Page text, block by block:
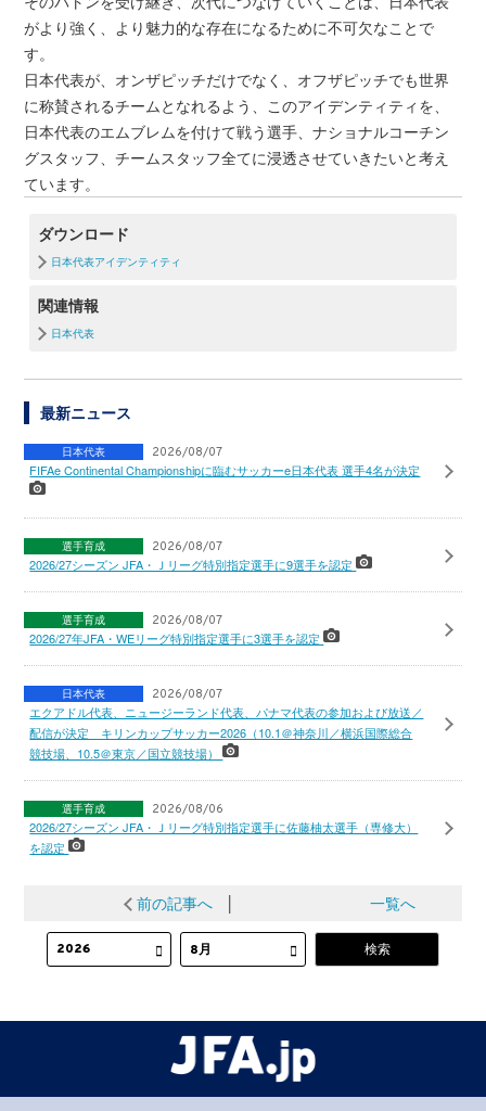
がより強く、より魅力的な存在になるために不可欠なことで
す。
日本代表が、オンザピッチだけでなく、オフザピッチでも世界
に称賛されるチームとなれるよう、このアイデンティティを、
日本代表のエムブレムを付けて戦う選手、ナショナルコーチン
グスタッフ、チームスタッフ全てに浸透させていきたいと考え
ています。
ダウンロード
日本代表アイデンティティ
関連情報
日本代表
最新ニュース
日本代表 2026/08/07
FIFAe Continental Championshipに臨むサッカーe日本代表 選手4名が決定
選手育成 2026/08/07
2026/27シーズン JFA・Ｊリーグ特別指定選手に9選手を認定
選手育成 2026/08/07
2026/27年JFA・WEリーグ特別指定選手に3選手を認定
日本代表 2026/08/07
エクアドル代表、ニュージーランド代表、パナマ代表の参加および放送／
配信が決定 キリンカップサッカー2026（10.1＠神奈川／横浜国際総合
競技場、10.5＠東京／国立競技場）
選手育成 2026/08/06
2026/27シーズン JFA・Ｊリーグ特別指定選手に佐藤柚太選手（専修大）
を認定
前の記事へ│ 一覧へ